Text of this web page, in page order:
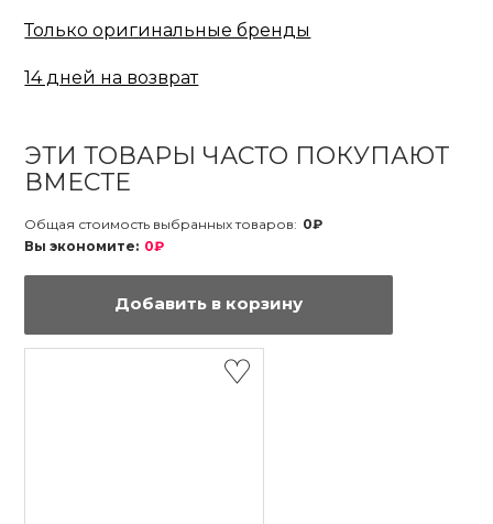
Только оригинальные бренды
14 дней на возврат
ЭТИ ТОВАРЫ ЧАСТО ПОКУПАЮТ
ВМЕСТЕ
Общая стоимость выбранных товаров: 0₽
Вы экономите: 0₽
Добавить в корзину